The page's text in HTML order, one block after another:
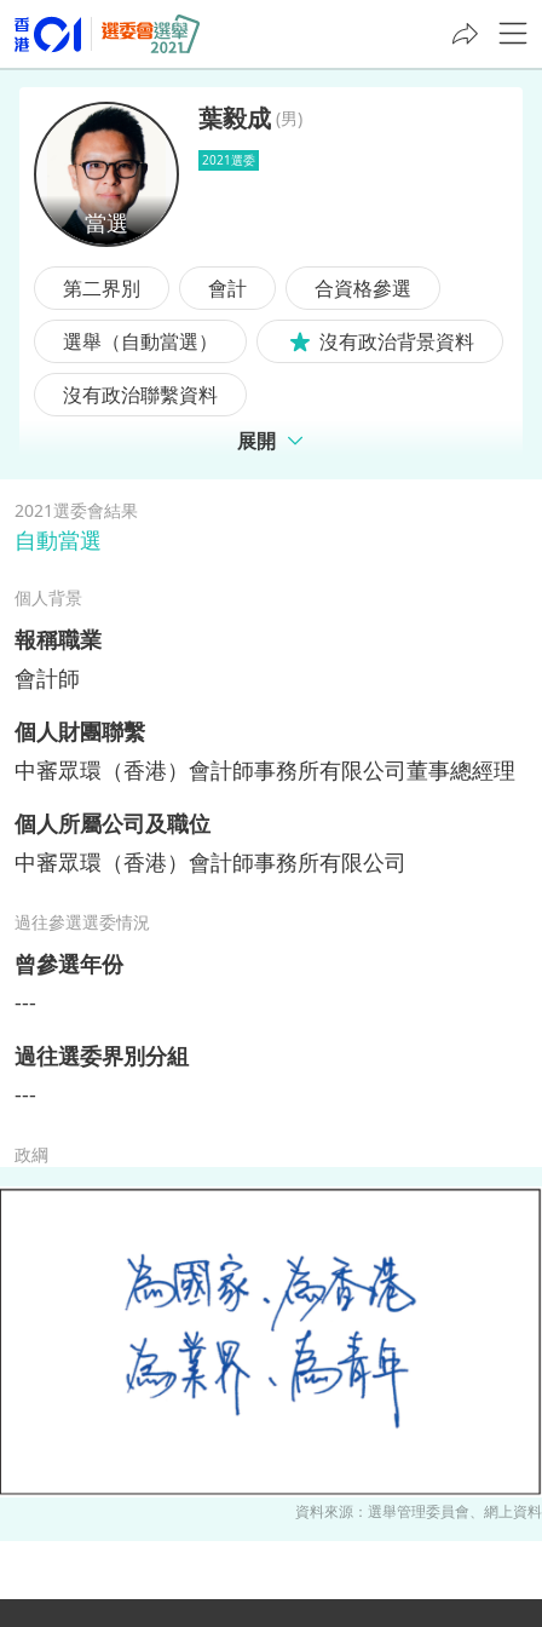
葉毅成
葉毅成 (男)
2021選委
第二界別 會計
合資格參選
選舉（自動當選）
沒有政治背景資料
沒有政治聯繫資料
展開
2021選委會結果
自動當選
個人背景
報稱職業
會計師
個人財團聯繫
中審眾環（香港）會計師事務所有限公司董事總經理
個人所屬公司及職位
中審眾環（香港）會計師事務所有限公司
過往參選選委情況
曾參選年份
---
過往選委界別分組
---
政綱
資料來源：選舉管理委員會、網上資料